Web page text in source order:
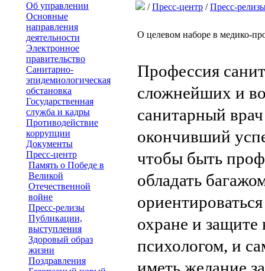
Об управлении
Основные
направления
деятельности
Электронное
правительство
Санитарно-
эпидемиологическая
обстановка
Государственная
служба и кадры
Противодействие
коррупции
Документы
Пресс-центр
Память о Победе в
Великой
Отечественной
войне
Пресс-релизы
Публикации,
выступления
Здоровый образ
жизни
Поздравления
/Пресс-центр /Пресс-
О целевом наборе в медико-
Профессия
сложнейших и
санитарный
окончивший
чтобы быть
обладать
охране и
психологом, и